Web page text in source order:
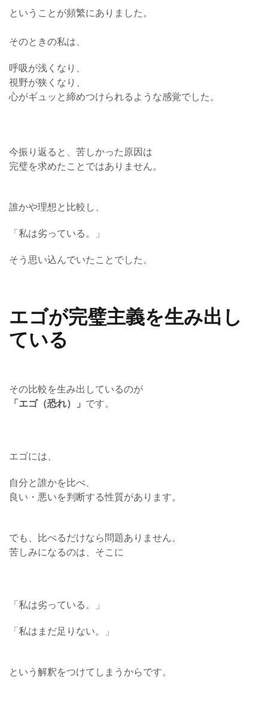
ということが頻繁にありました。
そのときの私は、
呼吸が浅くなり、
視野が狭くなり、
心がギュッと締めつけられるような感覚でした。
今振り返ると、苦しかった原因は
完璧を求めたことではありません。
誰かや理想と比較し、
「私は劣っている。」
そう思い込んでいたことでした。
エゴが完璧主義を生み出し
ている
その比較を生み出しているのが
「エゴ（恐れ）」 です。
エゴには、
自分と誰かを比べ、
良い・悪いを判断する性質があります。
でも、比べるだけなら問題ありません。
苦しみになるのは、そこに
「私は劣っている。」
「私はまだ足りない。」
という解釈をつけてしまうからです。